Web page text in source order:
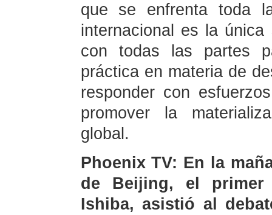
que se enfrenta toda
internacional es la
con todas las partes
práctica en materia de
responder con
promover la
global.
Phoenix TV: En la
de Beijing, el primer
Ishiba, asistió al